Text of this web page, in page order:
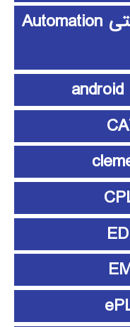
آموزش اتوماسیون صنعتی Automation